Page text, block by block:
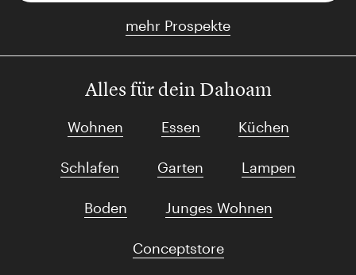
mehr Prospekte
Alles für dein Dahoam
Wohnen Essen Küchen
Schlafen Garten Lampen
Boden Junges Wohnen
Conceptstore